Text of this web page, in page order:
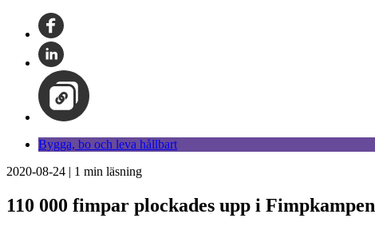
Bygga, bo och leva hållbart
2020-08-24 | 1 min läsning
110 000 fimpar plockades upp i Fimpkampen